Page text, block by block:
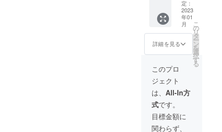
にご着
用いた
だけま
す。 近
国製の
マサイ
なども
多く出
回って
います
社では
ケニア
産にこ
ト「マ
サイ
シュカ
シュ
カ」の
大判の
す。軽
夫で、
暖かい
のが特
徴で
す。 適
度なボ
★★注
意★★
キテン
ゲ部分
の柄の
模様の
は異な
る場合
がござ
いま
す。 ま
た、同
じデザ
インを
２点お
とアッ
プサイ
クルレ
ザーサ
コッ
シュの
セット
お好き
な柄の
アップ
サイク
ルレ
ザーサ
コッ
シュと
マサイ
シュカ
定：
2023
年01
月
詳細を見る
こ
の
リ
タ
ー
ン
を
選
択
す
る
このプロ
ジェクト
は、 All-In方
式です。
目標金額に
関わらず、